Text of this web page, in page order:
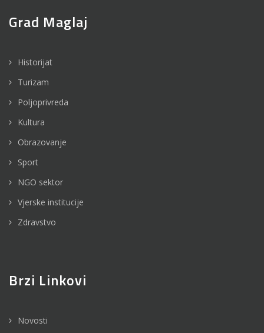
Grad Maglaj
Historijat
Turizam
Poljoprivreda
Kultura
Obrazovanje
Sport
NGO sektor
Vjerske institucije
Zdravstvo
Brzi Linkovi
Novosti